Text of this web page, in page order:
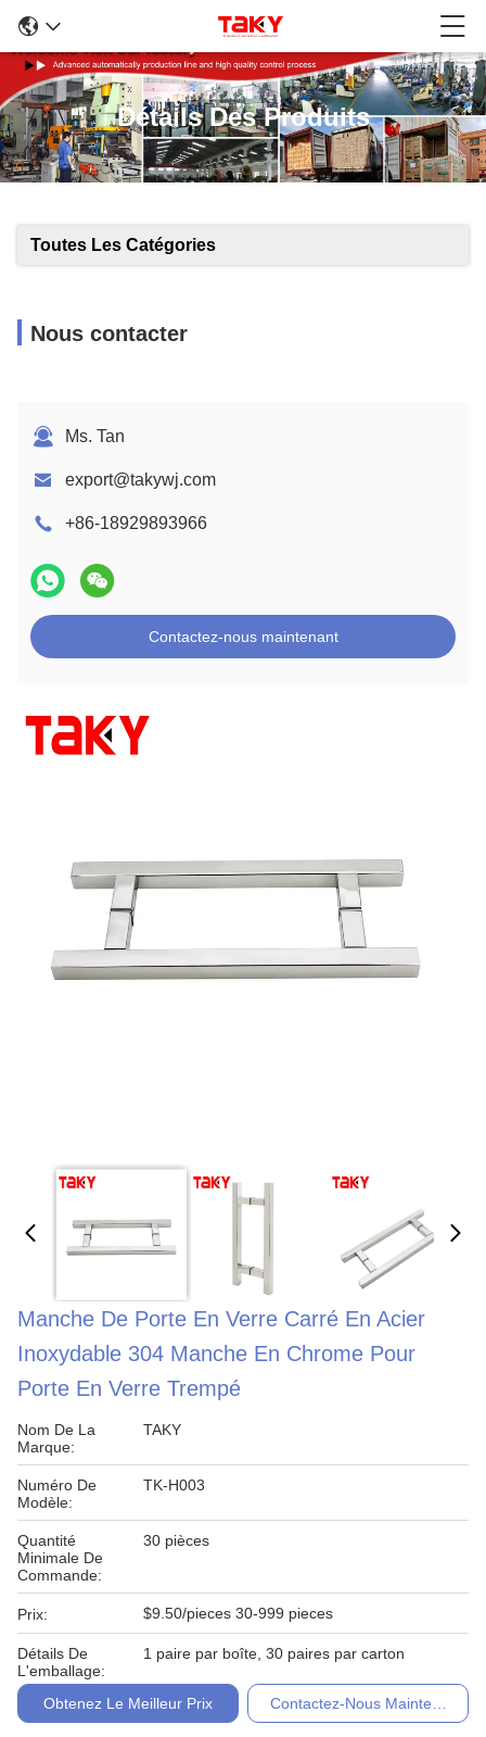
Détails Des Produits
Toutes Les Catégories
Nous contacter
Ms. Tan
export@takywj.com
+86-18929893966
Contactez-nous maintenant
Manche De Porte En Verre Carré En Acier
Inoxydable 304 Manche En Chrome Pour
Porte En Verre Trempé
Nom De La
Marque:
TAKY
Numéro De
Modèle:
TK-H003
Quantité
Minimale De
Commande:
30 pièces
Prix: $9.50/pieces 30-999 pieces
Détails De
L'emballage:
1 paire par boîte, 30 paires par carton
Obtenez Le Meilleur Prix Contactez-Nous Maintenant